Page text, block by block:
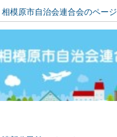
相模原市自治会連合会のページ